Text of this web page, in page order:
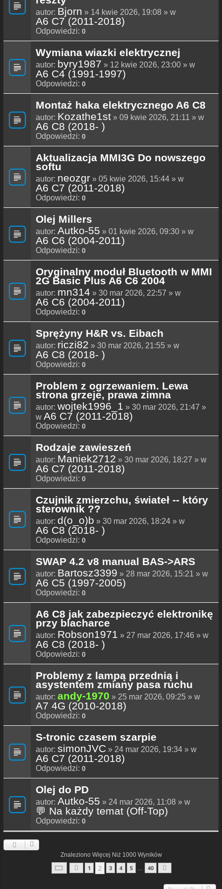
autor: Bjorn » 14 kwie 2026, 19:08 » w
A6 C7 (2011-2018)
Odpowiedzi: 0
Wymiana wiazki elektrycznej
autor: byry1987 » 12 kwie 2026, 23:00 » w
A6 C4 (1991-1997)
Odpowiedzi: 0
Montaż haka elektrycznego A6 C8
autor: Kozathe1st » 09 kwie 2026, 21:11 » w
A6 C8 (2018- )
Odpowiedzi: 0
Aktualizacja MMI3G Do nowszego
softu
autor: neozgr » 05 kwie 2026, 15:44 » w
A6 C7 (2011-2018)
Odpowiedzi: 0
Olej Millers
autor: Autko-55 » 01 kwie 2026, 09:30 » w
A6 C6 (2004-2011)
Odpowiedzi: 0
Oryginalny moduł Bluetooth w MMI
2G Basic Plus A6 C6 2004
autor: mn314 » 30 mar 2026, 22:57 » w
A6 C6 (2004-2011)
Odpowiedzi: 0
Sprężyny H&R vs. Eibach
autor: riczi82 » 30 mar 2026, 21:55 » w
A6 C8 (2018- )
Odpowiedzi: 0
Problem z ogrzewaniem. Lewa
strona grzeje, prawa zimna
autor: wojtek1996_1 » 30 mar 2026, 21:47 »
w A6 C7 (2011-2018)
Odpowiedzi: 0
Rodzaje zawieszeń
autor: Maniek2712 » 30 mar 2026, 18:27 » w
A6 C7 (2011-2018)
Odpowiedzi: 0
Czujnik zmierzchu, świateł -- który
sterownik ??
autor: d(o_o)b » 30 mar 2026, 18:24 » w
A6 C8 (2018- )
Odpowiedzi: 0
SWAP 4.2 v8 manual BAS->ARS
autor: Bartosz3399 » 28 mar 2026, 15:21 » w
A6 C5 (1997-2005)
Odpowiedzi: 0
A6 C8 jak zabezpieczyć elektronikę
przy blacharce
autor: Robson1971 » 27 mar 2026, 17:46 » w
A6 C8 (2018- )
Odpowiedzi: 0
Problemy z lampą przednią i
asystentem zmiany pasa ruchu
autor: andy-1970 » 25 mar 2026, 09:25 » w
A7 4G (2010-2018)
Odpowiedzi: 0
S-tronic czasem szarpie
autor: simonJVC » 24 mar 2026, 19:34 » w
A6 C7 (2011-2018)
Odpowiedzi: 0
Olej do PD
autor: Autko-55 » 24 mar 2026, 11:08 » w
💬 Na każdy temat (Off-Top)
Odpowiedzi: 0
Znaleziono Więcej Niż 1000 Wyników
Strona Z 40
Poprzednia
1 2 3 4 5 40